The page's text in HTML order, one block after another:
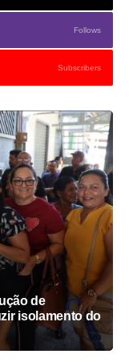
Follows
Subscribers
de
isolamento do